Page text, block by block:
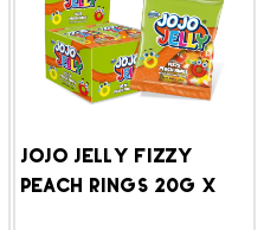
JoJo Jelly Fizzy
Peach Rings 20g x